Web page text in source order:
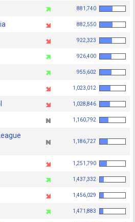
881,740
882,550
922,323
926,400
955,602
1,023,012
1,028,846
1,160,792
1,186,727
1,251,790
1,437,332
1,456,029
1,471,883